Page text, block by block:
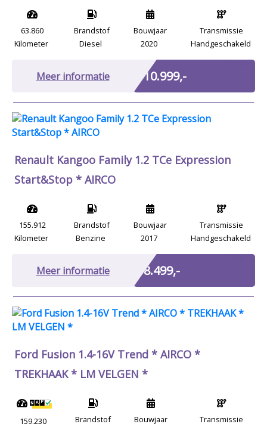
63.860
Kilometer
Brandstof
Diesel
Bouwjaar
2020
Transmissie
Handgeschakeld
Meer informatie € 10.999,-
Renault Kangoo Family 1.2 TCe Expression
Start&Stop * AIRCO
155.912
Kilometer
Brandstof
Benzine
Bouwjaar
2017
Transmissie
Handgeschakeld
Meer informatie € 8.499,-
Ford Fusion 1.4-16V Trend * AIRCO *
TREKHAAK * LM VELGEN *
159.230
Brandstof
Bouwjaar
Transmissie